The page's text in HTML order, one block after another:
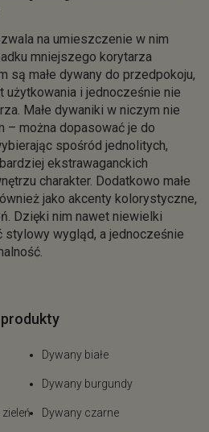
na umieszczenie w nim
mniejszego korytarza
są małe dywany do przedpokoju,
i jednocześnie nie
Małe dywaniki w niczym nie
– można dopasować je do
spośród jednolitych,
ekstrawaganckich
charakter. Dodatkowo małe
jako akcenty kolorystyczne,
Dzięki nim nawet niewielki
wygląd, a jednocześnie
Dywany białe
Dywany burgundy
Dywany czarne